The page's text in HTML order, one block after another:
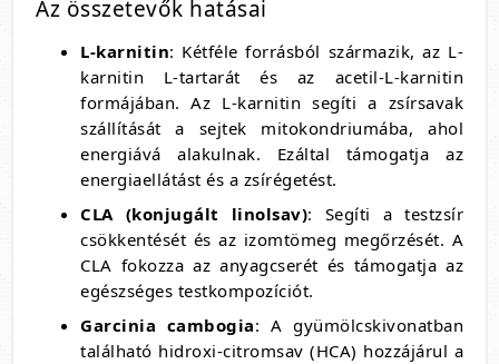
Az összetevők hatásai
L-karnitin: Kétféle forrásból származik, az L-
karnitin L-tartarát és az acetil-L-karnitin
formájában. Az L-karnitin segíti a zsírsavak
szállítását a sejtek mitokondriumába, ahol
energiává alakulnak. Ezáltal támogatja az
energiaellátást és a zsírégetést.
CLA (konjugált linolsav): Segíti a testzsír
csökkentését és az izomtömeg megőrzését. A
CLA fokozza az anyagcserét és támogatja az
egészséges testkompozíciót.
Garcinia cambogia: A gyümölcskivonatban
található hidroxi-citromsav (HCA) hozzájárul a